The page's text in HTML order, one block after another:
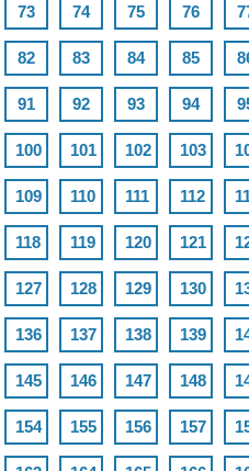
73 74 75 76
82 83 84 85
91 92 93 94
100 101 102 103
109 110 111 112
118 119 120 121
127 128 129 130
136 137 138 139
145 146 147 148
154 155 156 157